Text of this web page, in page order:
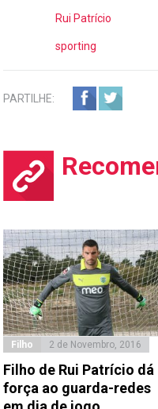
Rui Patrício
sporting
PARTILHE:
Filho 2 de Novembro, 2016
Filho de Rui Patrício dá
força ao guarda-redes